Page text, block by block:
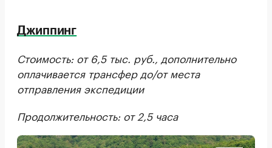
Джиппинг
Стоимость: от 6,5 тыс. руб., дополнительно
оплачивается трансфер до/от места
отправления экспедиции
Продолжительность: от 2,5 часа